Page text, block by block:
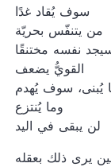
سوف يُقاد غدًا
من يتنفّس بحريّة
نفسه مختنقًا
القويُّ يضعف
يُبنى، سوف يُهدم
وما يُنتزع
لن يبقى في اليد
يرى ذلك بعقله